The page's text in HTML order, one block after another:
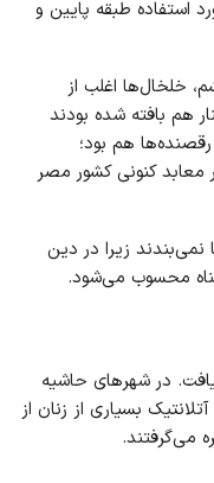
استفاده طبقه پایین و
خلخال‌ها اغلب از
هم بافته شده بودند
هم بود؛
معابد کنونی کشور مصر
زیرا در دین
گناه محسوب می‌شود.
یافت. در شهرهای حاشیه
بسیاری از زنان از
می‌گرفتند.